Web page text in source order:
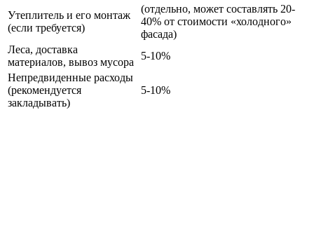
Утеплитель и его монтаж
(если требуется)
(отдельно, может составлять 20-
40% от стоимости «холодного»
фасада)
Леса, доставка
материалов, вывоз мусора
5-10%
Непредвиденные расходы
(рекомендуется
закладывать)
5-10%